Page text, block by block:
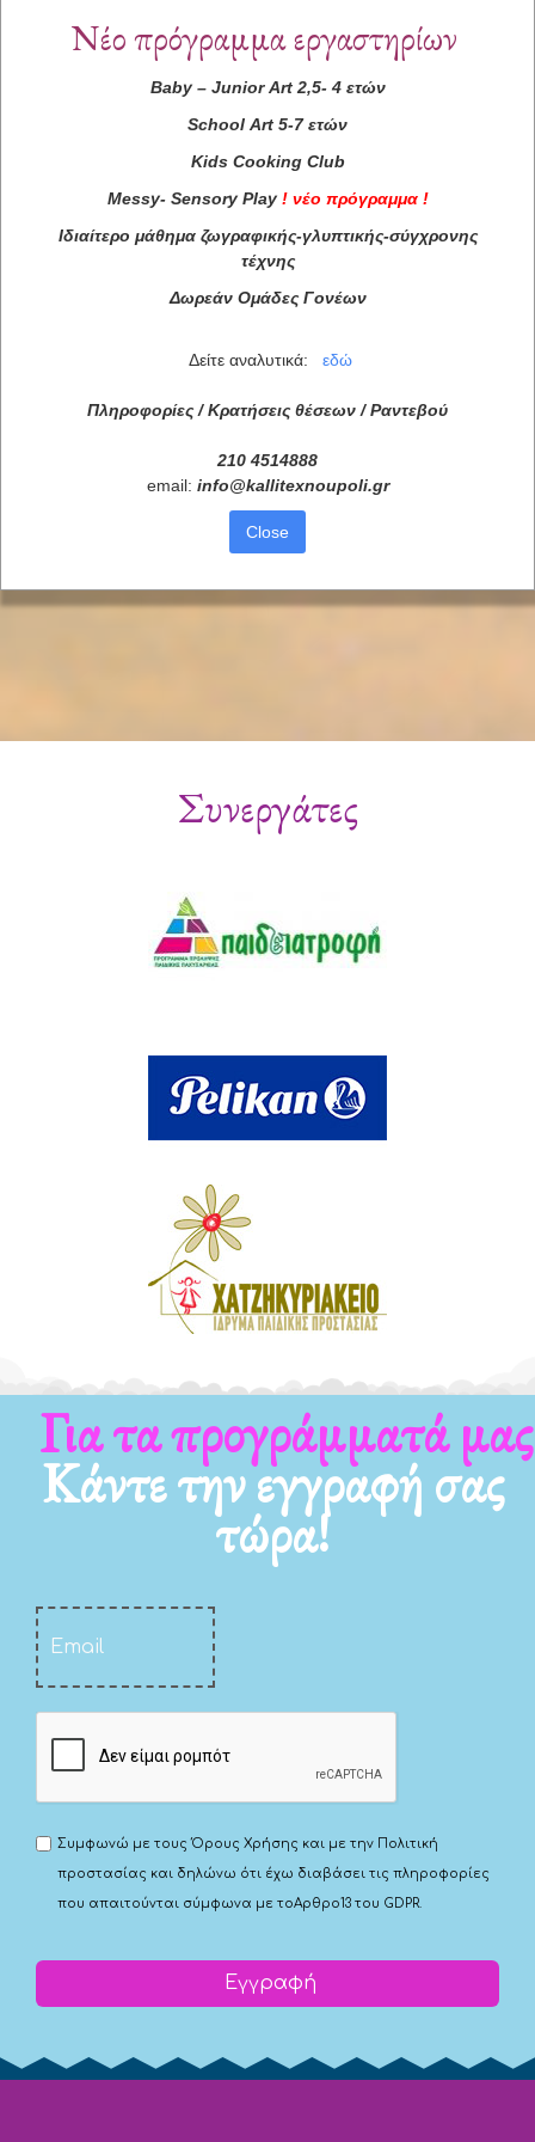
Συνεργάτες
Για τα προγράμματά μας
Κάντε την εγγραφή σας
τώρα!
Συμφωνώ με τουςΌρους Χρήσης και με την Πολιτική
προστασίας και δηλώνω ότι έχω διαβάσει τις πληροφορίες
που απαιτούνται σύμφωνα με τοΑρθρο13 του GDPR.
Εγγραφή
Νέο πρόγραμμα εργαστηρίων
Baby– Junior Art2,5- 4 ετών
School Art 5-7 ετών
Kids Cooking Club
Messy- Sensory Play ! νέο πρόγραμμα !
Ιδιαίτερο μάθημα ζωγραφικής-γλυπτικής-σύγχρονης
τέχνης
Δωρεάν Ομάδες Γονέων
Δείτε αναλυτικά: εδώ
Πληροφορίες / Κρατήσεις θέσεων / Ραντεβού
210 4514888
email: info@kallitexnoupoli.gr
Close